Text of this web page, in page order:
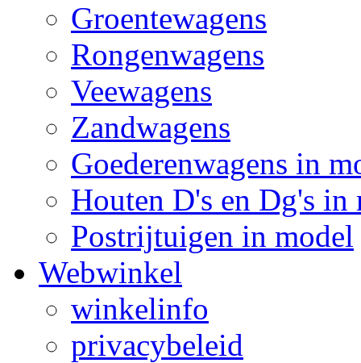
Groentewagens
Rongenwagens
Veewagens
Zandwagens
Goederenwagens in
Houten D's en Dg's in
Postrijtuigen in model
Webwinkel
winkelinfo
privacybeleid